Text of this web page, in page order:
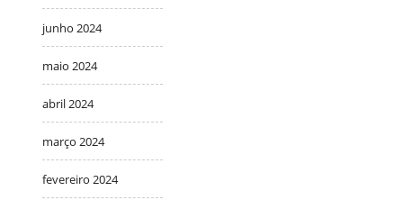
junho 2024
maio 2024
abril 2024
março 2024
fevereiro 2024